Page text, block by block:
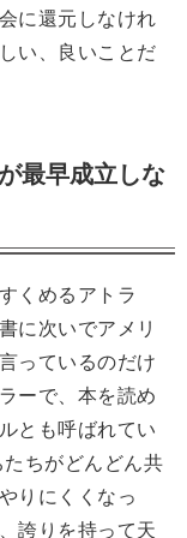
に還元しなけれ
い、良いことだ
最早成立しな
くめるアトラ
に次いでアメリ
っているのだけ
ーで、本を読め
とも呼ばれてい
ちがどんどん共
りにくくなっ
誇りを持って天